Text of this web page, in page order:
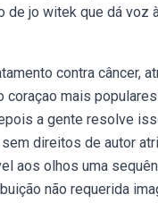
de jo witek que dá
contra câncer,
mais
a gente resolve
direitos de autor
aos olhos uma
não requerida